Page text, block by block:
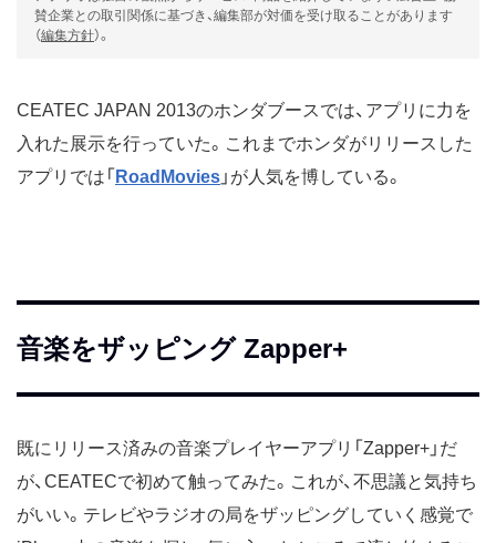
賛企業との取引関係に基づき、編集部が対価を受け取ることがあります
（編集方針）。
CEATEC JAPAN 2013のホンダブースでは、アプリに力を
入れた展示を行っていた。これまでホンダがリリースした
アプリでは「 RoadMovies 」が人気を博している。
音楽をザッピング Zapper+
既にリリース済みの音楽プレイヤーアプリ「Zapper+」だ
が、CEATECで初めて触ってみた。これが、不思議と気持ち
がいい。テレビやラジオの局をザッピングしていく感覚で